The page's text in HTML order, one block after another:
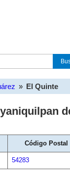
» El Quinte
Código Postal
54283